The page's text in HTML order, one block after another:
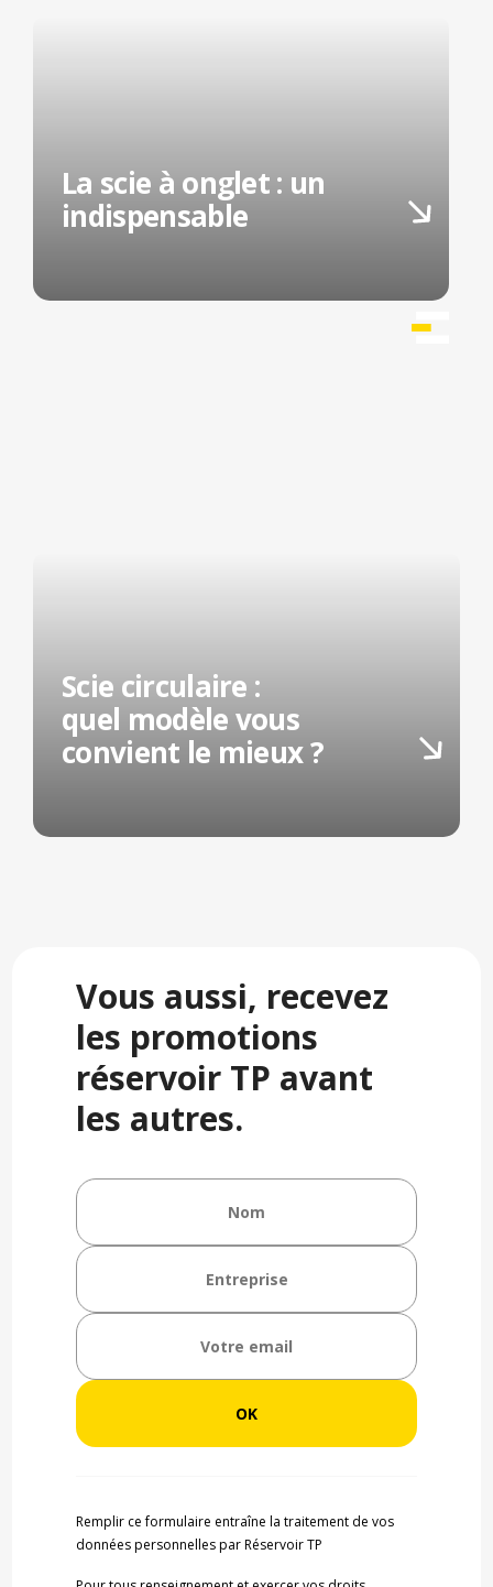
La scie à onglet : un
indispensable
Scie circulaire :
quel modèle vous
convient le mieux ?
Vous aussi, recevez
les promotions
réservoir TP avant
les autres.
Remplir ce formulaire entraîne la traitement de vos
données personnelles par Réservoir TP